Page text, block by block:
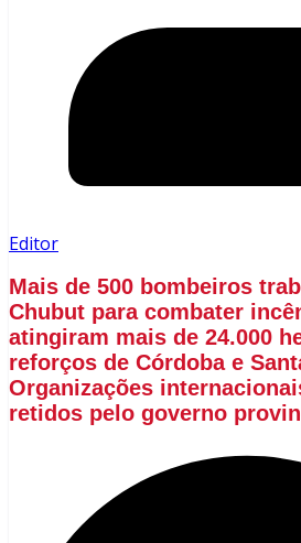
Editor
Mais de 500 bombeiros
Chubut para combater
atingiram mais de 24.000
reforços de Córdoba e
Organizações
retidos pelo governo